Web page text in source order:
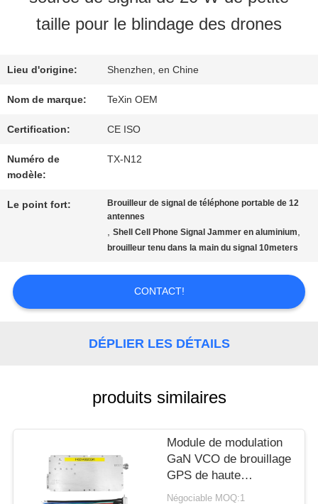
VISITE
CONTRÔLE
DE
QUALITÉ
CONTACTEZ-
NOUVELLES
DEMANDEZ
CITATION
taille pour le blindage des drones
Lieu d'origine: Shenzhen, en Chine
Nom de marque: TeXin OEM
Certification: CE ISO
Numéro de
modèle:
TX-N12
Le point fort:
Brouilleur de signal de téléphone portable de 12
antennes
,Shell Cell Phone Signal Jammer en aluminium,
brouilleur tenu dans la main du signal 10meters
CONTACT!
DÉPLIER LES DÉTAILS
produits similaires
Module de modulation
GaN VCO de brouillage
GPS de haute
puissance de 200 W
Négociable MOQ:1